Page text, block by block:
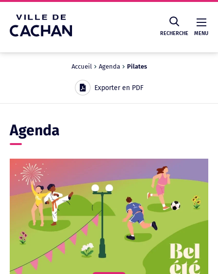
RECHERCHE MENU
Recherche
Accueil Agenda Pilates
Exporter en PDF
Agenda
Cookies management panel